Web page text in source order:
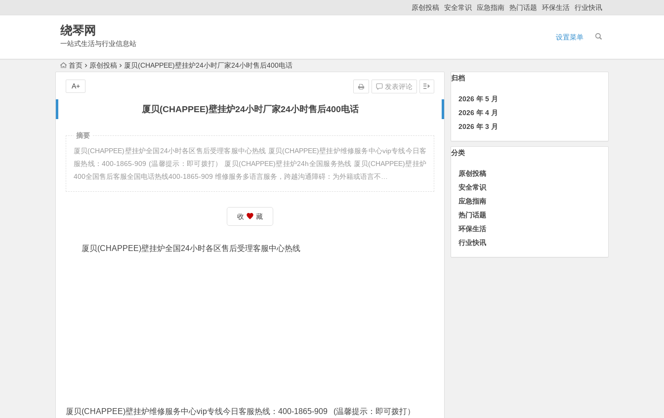
原创投稿 安全常识 应急指南 热门话题 环保生活 行业快讯
绕琴网
一站式生活与行业信息站
设置菜单
首页 原创投稿 厦贝(CHAPPEE)壁挂炉24小时厂家24小时售后400电话
厦贝(CHAPPEE)壁挂炉24小时厂家24小时售后400电话
发表评论
A+
摘要
厦贝(CHAPPEE)壁挂炉全国24小时各区售后受理客服中心热线 厦贝(CHAPPEE)壁挂炉维修服务中心vip专线今日客
服热线：400-1865-909 (温馨提示：即可拨打） 厦贝(CHAPPEE)壁挂炉24h全国服务热线 厦贝(CHAPPEE)壁挂炉
400全国售后客服全国电话热线400-1865-909 维修服务多语言服务，跨越沟通障碍：为外籍或语言不…
收 藏
厦贝(CHAPPEE)壁挂炉全国24小时各区售后受理客服中心热线
厦贝(CHAPPEE)壁挂炉维修服务中心vip专线今日客服热线：400-1865-909 (温馨提示：即可拨打）
归档
2026 年 5 月
2026 年 4 月
2026 年 3 月
分类
原创投稿
安全常识
应急指南
热门话题
环保生活
行业快讯